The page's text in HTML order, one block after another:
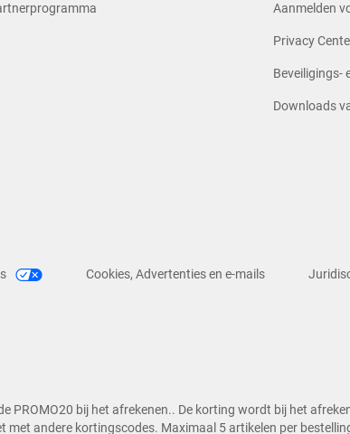
Aanmelden
Privacy
Beveiligings-
Downloads
Cookies, Advertenties en e-mails
PROMO20 bij het afrekenen.. De korting wordt bij het
andere kortingscodes. Maximaal 5 artikelen per